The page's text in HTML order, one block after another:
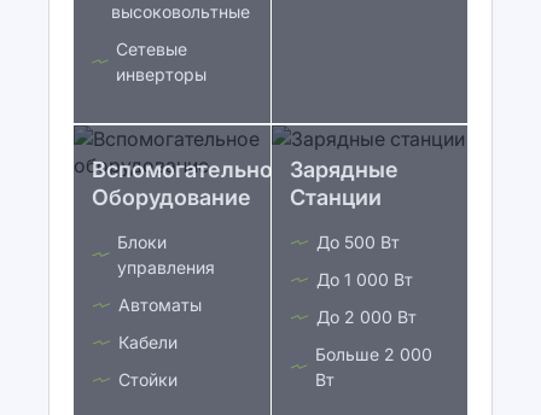
высоковольтные
Сетевые
инверторы
Вспомогательное
Оборудование
Блоки
управления
Автоматы
Кабели
Стойки
Зарядные
Станции
До 500 Вт
До 1 000 Вт
До 2 000 Вт
Больше 2 000
Вт